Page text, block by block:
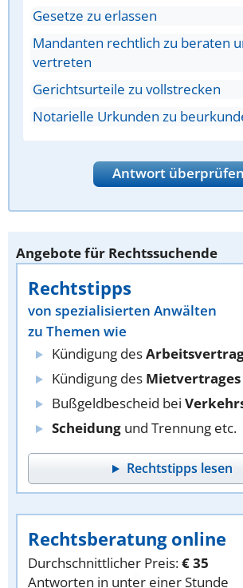
Gesetze zu erlassen
Mandanten rechtlich zu beraten
vertreten
Gerichtsurteile zu vollstrecken
Notarielle Urkunden zu
Antwort
Angebote für Rechtssuchende
Rechtstipps
von spezialisierten Anwälten
zu Themen wie
Kündigung des
Kündigung des Mietvertrages
Bußgeldbescheid bei
Scheidung und Trennung etc.
Rechtstipps lesen
Rechtsberatung online
Durchschnittlicher Preis:€ 35
Antworten in unter einer Stunde